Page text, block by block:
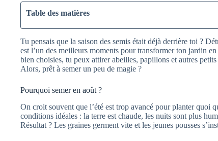
Table des matières
Tu pensais que la saison des semis était déjà derrière toi ?
est l’un des meilleurs moments pour transformer ton jardin
bien choisies, tu peux attirer abeilles, papillons et autres
Alors, prêt à semer un peu de magie ?
Pourquoi semer en août ?
On croit souvent que l’été est trop avancé pour planter quoi
conditions idéales : la terre est chaude, les nuits sont plus
Résultat ? Les graines germent vite et les jeunes pousses